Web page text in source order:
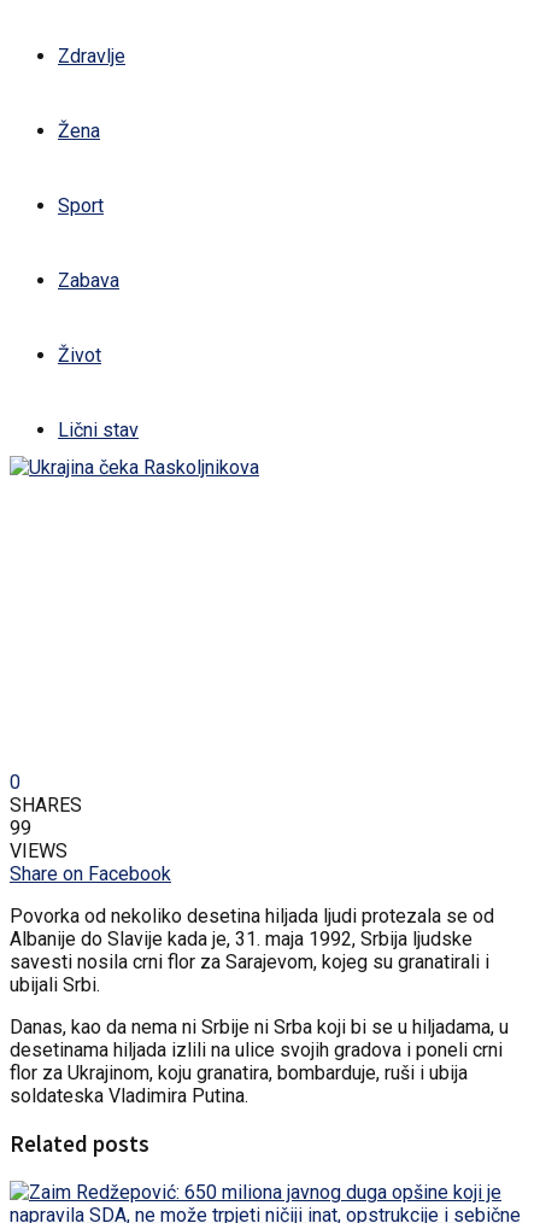
Zdravlje
Žena
Sport
Zabava
Život
Lični stav
0
SHARES
99
VIEWS
Share on Facebook
Povorka od nekoliko desetina hiljada ljudi protezala se od
Albanije do Slavije kada je, 31. maja 1992, Srbija ljudske
savesti nosila crni flor za Sarajevom, kojeg su granatirali i
ubijali Srbi.
Danas, kao da nema ni Srbije ni Srba koji bi se u hiljadama, u
desetinama hiljada izlili na ulice svojih gradova i poneli crni
flor za Ukrajinom, koju granatira, bombarduje, ruši i ubija
soldateska Vladimira Putina.
Related posts